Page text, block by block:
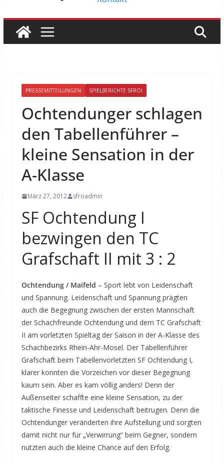
PRESSEMITTEILUNGEN SPIELBERICHTE SFROI
Ochtendunger schlagen
den Tabellenführer –
kleine Sensation in der
A-Klasse
März 27, 2012 sfroadmin
SF Ochtendung I
bezwingen den TC
Grafschaft II mit 3 : 2
Ochtendung / Maifeld – Sport lebt von Leidenschaft
und Spannung. Leidenschaft und Spannung prägten
auch die Begegnung zwischen der ersten Mannschaft
der Schachfreunde Ochtendung und dem TC Grafschaft
II am vorletzten Spieltag der Saison in der A-Klasse des
Schachbezirks Rhein-Ahr-Mosel. Der Tabellenführer
Grafschaft beim Tabellenvorletzten SF Ochtendung I,
klarer konnten die Vorzeichen vor dieser Begegnung
kaum sein. Aber es kam völlig anders! Denn der
Außenseiter schaffte eine kleine Sensation, zu der
taktische Finesse und Leidenschaft beitrugen. Denn die
Ochtendunger veränderten ihre Aufstellung und sorgten
damit nicht nur für „Verwirrung“ beim Gegner, sondern
nutzten auch die kleine Chance auf den Erfolg.